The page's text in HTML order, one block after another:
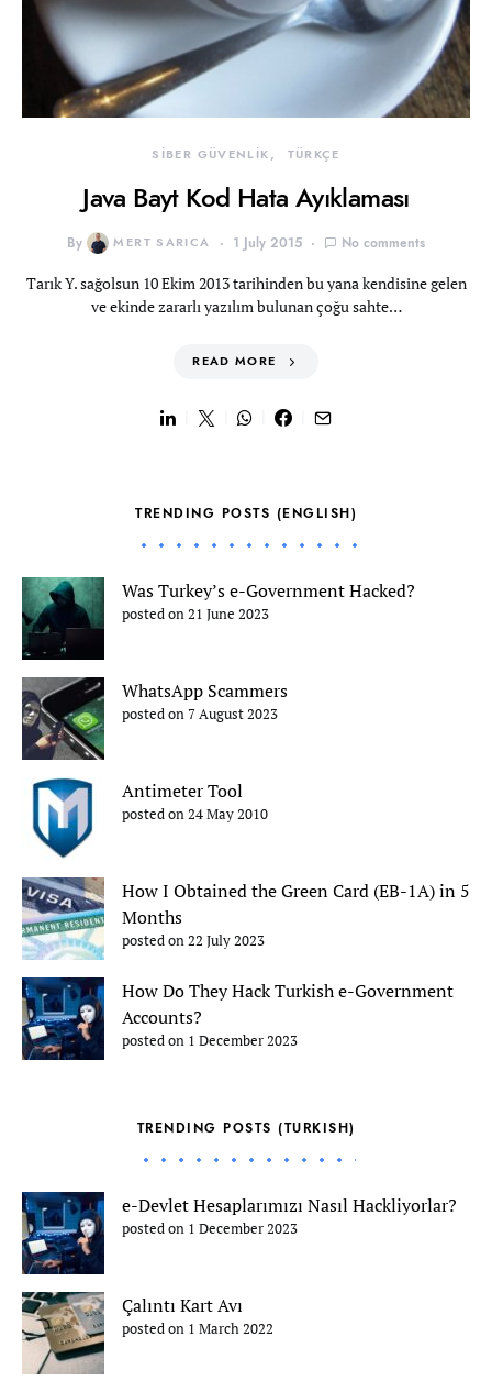
SİBER GÜVENLİK TÜRKÇE
Java Bayt Kod Hata Ayıklaması
By MERT SARICA 1 July 2015 No comments
Tarık Y. sağolsun 10 Ekim 2013 tarihinden bu yana kendisine gelen
ve ekinde zararlı yazılım bulunan çoğu sahte…
READ MORE
TRENDING POSTS (ENGLISH)
Was Turkey’s e-Government Hacked?
posted on 21 June 2023
WhatsApp Scammers
posted on 7 August 2023
Antimeter Tool
posted on 24 May 2010
How I Obtained the Green Card (EB-1A) in 5
Months
posted on 22 July 2023
How Do They Hack Turkish e-Government
Accounts?
posted on 1 December 2023
TRENDING POSTS (TURKISH)
e-Devlet Hesaplarımızı Nasıl Hackliyorlar?
posted on 1 December 2023
Çalıntı Kart Avı
posted on 1 March 2022